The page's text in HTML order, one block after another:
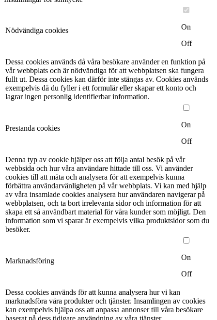
Nödvändiga cookies
On
Off
Dessa cookies används då våra besökare använder en funktion på
vår webbplats och är nödvändiga för att webbplatsen ska fungera
fullt ut. Dessa cookies kan därför inte stängas av. Cookies används
exempelvis då du fyller i ett formulär eller skapar ett konto och
lagrar ingen personlig identifierbar information.
Prestanda cookies
On
Off
Denna typ av cookie hjälper oss att följa antal besök på vår
webbsida och hur våra användare hittade till oss. Vi använder
cookies till att mäta och analysera för att exempelvis kunna
förbättra användarvänligheten på vår webbplats. Vi kan med hjälp
av våra insamlade cookies analysera hur användaren navigerar på
webbplatsen, och ta bort irrelevanta sidor och information för att
skapa ett så användbart material för våra kunder som möjligt. Den
information som vi sparar är exempelvis vilka produktsidor som du
besöker.
Marknadsföring
On
Off
Dessa cookies används för att kunna analysera hur vi kan
marknadsföra våra produkter och tjänster. Insamlingen av cookies
kan exempelvis hjälpa oss att anpassa annonser till våra besökare
baserat på dess tidigare användning av våra tjänster.